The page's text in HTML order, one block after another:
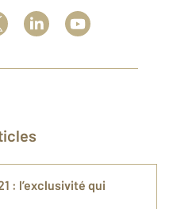
: l’exclusivité qui